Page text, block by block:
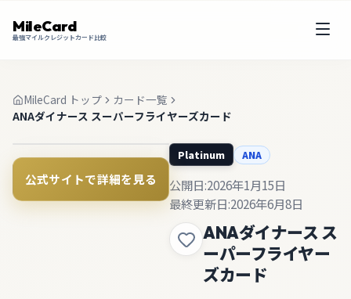
MileCard
最強マイルクレジットカード比較
MileCard トップ
カード一覧
ANAダイナース スーパーフライヤーズカード
公式サイトで詳細を見る
Platinum ANA
公開日:2026年1月15日
最終更新日:2026年6月8日
ANAダイナース ス
ーパーフライヤー
ズカード